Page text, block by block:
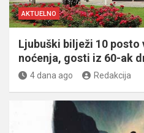
AKTUELNO
Ljubuški bilježi 10
noćenja, gosti iz 60-ak
4 dana ago Redakcija